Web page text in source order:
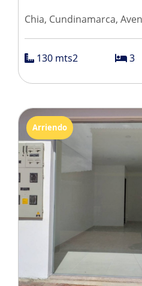
Chia, Cundinamarca,
130 mts2 3
Arriendo